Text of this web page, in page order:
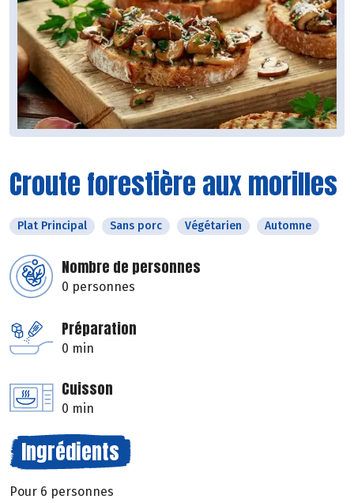
Croute forestière aux morilles
Plat Principal Sans porc Végétarien Automne
Nombre de personnes
0 personnes
Préparation
0 min
Cuisson
0 min
Ingrédients
Pour 6 personnes